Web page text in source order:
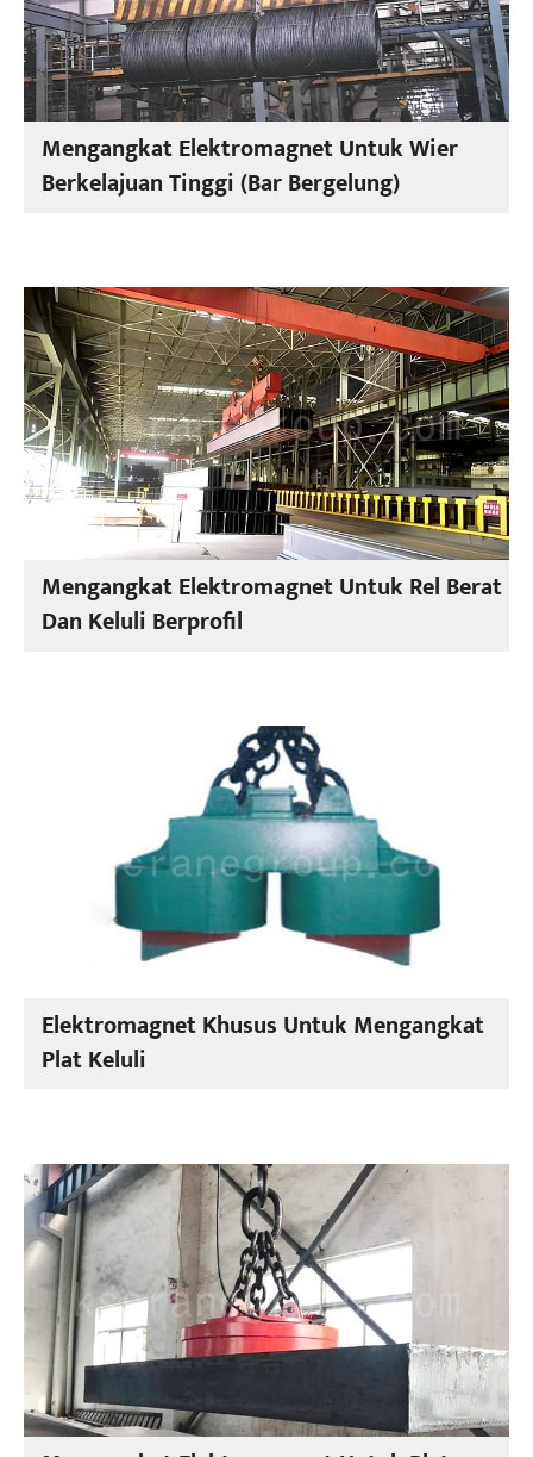
Mengangkat Elektromagnet Untuk Wier
Berkelajuan Tinggi (Bar Bergelung)
Mengangkat Elektromagnet Untuk Rel Berat
Dan Keluli Berprofil
Elektromagnet Khusus Untuk Mengangkat
Plat Keluli